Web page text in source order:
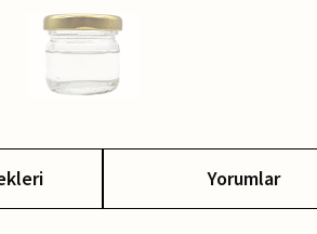
Yorumlar